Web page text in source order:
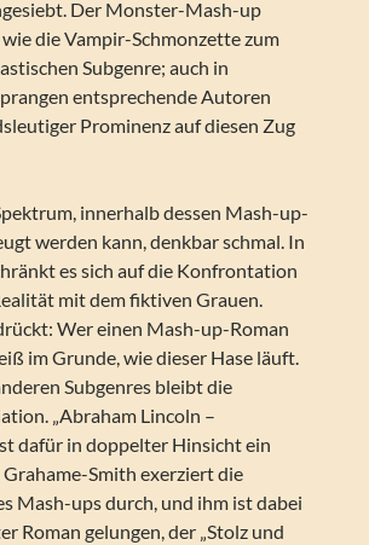
Der Monster-Mash-up
die Vampir-Schmonzette zum
Subgenre; auch in
entsprechende Autoren
Prominenz auf diesen Zug
innerhalb dessen Mash-up-
werden kann, denkbar schmal. In
es sich auf die Konfrontation
mit dem fiktiven Grauen.
Wer einen Mash-up-Roman
im Grunde, wie dieser Hase läuft.
Subgenres bleibt die
„Abraham Lincoln –
dafür in doppelter Hinsicht ein
Grahame-Smith exerziert die
Mash-ups durch, und ihm ist dabei
Roman gelungen, der „Stolz und